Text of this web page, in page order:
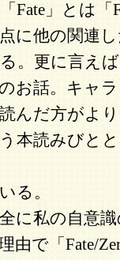
Fate」とは「
に他の関連
。更に言え
お話。キャ
んだ方がよ
本読みびと
る。
に私の自意
由で「Fate/